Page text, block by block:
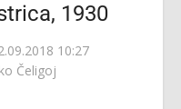
1930
10:27
Čeligoj